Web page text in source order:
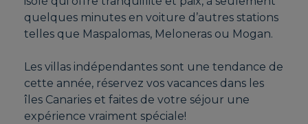
quelques minutes en voiture d’autres stations
telles que Maspalomas, Meloneras ou Mogan.
Les villas indépendantes sont une tendance de
cette année, réservez vos vacances dans les
îles Canaries et faites de votre séjour une
expérience vraiment spéciale!